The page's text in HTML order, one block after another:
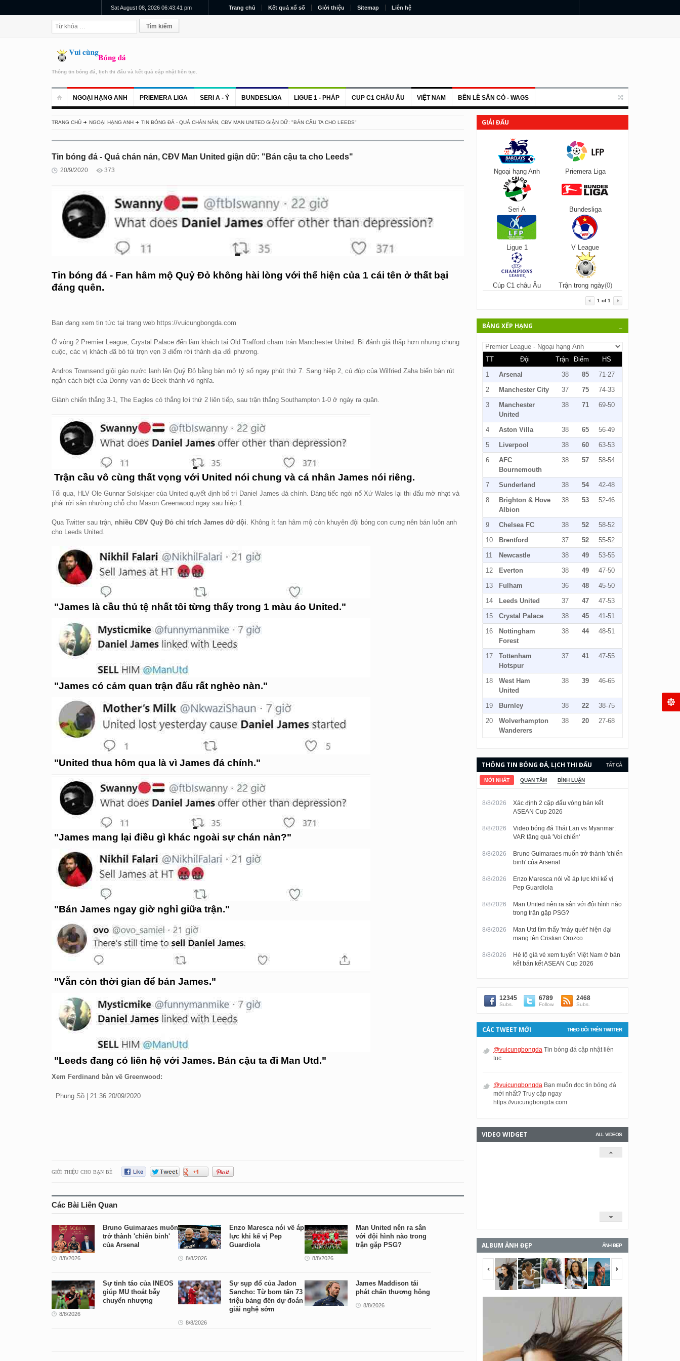
Sat August 08, 2026 06:43:42 pm Trang chủ Kết quả xổ số Giới thiệu Sitemap Liên hệ
Thông tin bóng đá, lịch thi đấu và kết quả cập nhật liên tục.
NGOẠI HẠNG ANH PRIEMERA LIGA SERI A - Ý BUNDESLIGA LIGUE 1 - PHÁP CUP C1 CHÂU ÂU VIỆT NAM BÊN LỀ SÂN CỎ - WAGS
TRANG CHỦ NGOẠI HẠNG ANH TIN BÓNG ĐÁ - QUÁ CHÁN NẢN, CĐV MAN UNITED GIẬN DỮ: "BÁN CẬU TA CHO LEEDS"
Tin bóng đá - Quá chán nản, CĐV Man United giận dữ: "Bán cậu ta cho Leeds"
20/9/2020 373
Tin bóng đá - Fan hâm mộ Quỷ Đỏ không hài lòng với thể hiện của 1 cái tên ở thất bại
đáng quên.
Bạn đang xem tin tức tại trang web https://vuicungbongda.com
Ở vòng 2 Premier League, Crystal Palace đến làm khách tại Old Trafford chạm trán Manchester United. Bị đánh giá thấp hơn nhưng chung
cuộc, các vị khách đã bỏ túi trọn vẹn 3 điểm rời thánh địa đối phương.
Andros Townsend giội gáo nước lạnh lên Quỷ Đỏ bằng bàn mở tỷ số ngay phút thứ 7. Sang hiệp 2, cú đúp của Wilfried Zaha biến bàn rút
ngắn cách biệt của Donny van de Beek thành vô nghĩa.
Giành chiến thắng 3-1, The Eagles có thắng lợi thứ 2 liên tiếp, sau trận thắng Southampton 1-0 ở ngày ra quân.
Trận cầu vô cùng thất vọng với United nói chung và cá nhân James nói riêng.
Tối qua, HLV Ole Gunnar Solskjaer của United quyết định bố trí Daniel James đá chính. Đáng tiếc ngòi nổ Xứ Wales lại thi đấu mờ nhạt và
phải rời sân nhường chỗ cho Mason Greenwood ngay sau hiệp 1.
Qua Twitter sau trận, nhiều CĐV Quỷ Đỏ chỉ trích James dữ dội . Không ít fan hâm mộ còn khuyên đội bóng con cưng nên bán luôn anh
cho Leeds United.
"James là cầu thủ tệ nhất tôi từng thấy trong 1 màu áo United."
"James có cảm quan trận đấu rất nghèo nàn."
"United thua hôm qua là vì James đá chính."
"James mang lại điều gì khác ngoài sự chán nản?"
"Bán James ngay giờ nghỉ giữa trận."
"Vẫn còn thời gian để bán James."
"Leeds đang có liên hệ với James. Bán cậu ta đi Man Utd."
Xem Ferdinand bàn về Greenwood:
Phụng Sồ | 21:36 20/09/2020
GIỚI THIỆU CHO BẠN BÈ
Các Bài Liên Quan
Bruno Guimaraes muốn
trở thành 'chiến binh'
của Arsenal
8/8/2026
Enzo Maresca nói về áp
lực khi kế vị Pep
Guardiola
8/8/2026
Man United nên ra sân
với đội hình nào trong
trận gặp PSG?
8/8/2026
Sự tỉnh táo của INEOS
giúp MU thoát bẫy
chuyển nhượng
8/8/2026
Sự sụp đổ của Jadon
Sancho: Từ bom tấn 73
triệu bảng đến dự đoán
giải nghệ sớm
8/8/2026
James Maddison tái
phát chấn thương hông
8/8/2026
GIẢI ĐẤU
Ngoại hạng Anh Priemera Liga
Seri A Bundesliga
Ligue 1 V League
Cúp C1 châu Âu Trận trong ngày(0)
1 of1
BẢNG XẾP HẠNG
TT Đội Trận Điểm
HS
1
Arsenal 38 85
71-27
2
Manchester City 37 75
74-33
3
Manchester
United
38 71 69-50
4 Aston Villa 38 65
56-49
5
Liverpool 38 60
63-53
6
AFC
Bournemouth
38 57 58-54
7 Sunderland 38 54
42-48
8
Brighton & Hove
Albion
38 53 52-46
9 Chelsea FC 38 52
58-52
10
Brentford 37 52
55-52
11
Newcastle 38 49
53-55
12
Everton 38 49
47-50
13
Fulham 36 48
45-50
14
Leeds United 37 47
47-53
15
Crystal Palace 38 45
41-51
16
Nottingham
Forest
38 44 48-51
17
Tottenham
Hotspur
37 41 47-55
18
West Ham
United
38 39 46-65
19 Burnley 38 22
38-75
20
Wolverhampton
Wanderers
38 20 27-68
TẤT CẢ
THÔNG TIN BÓNG ĐÁ, LỊCH THI ĐẤU
VÀ KẾT QUẢ CẬP NHẬT LIÊN TỤC.
MỚI NHẤT QUAN TÂM BÌNH LUẬN
8/8/2026
Xác định 2 cặp đấu vòng bán kết
ASEAN Cup 2026
8/8/2026
Video bóng đá Thái Lan vs Myanmar:
VAR tặng quà 'Voi chiến'
8/8/2026
Bruno Guimaraes muốn trở thành 'chiến
binh' của Arsenal
8/8/2026
Enzo Maresca nói về áp lực khi kế vị
Pep Guardiola
8/8/2026
Man United nên ra sân với đội hình nào
trong trận gặp PSG?
8/8/2026
Man Utd tìm thấy 'máy quét' hiện đại
mang tên Cristian Orozco
8/8/2026
Hé lộ giá vé xem tuyển Việt Nam ở bán
kết bán kết ASEAN Cup 2026
12345
Subs.
6789
Follow.
2468
Subs.
THEO DÕI TRÊN TWITTER
CÁC TWEET MỚI
@vuicungbongda Tin bóng đá cập nhật liên
tục
@vuicungbongda Bạn muốn đọc tin bóng đá
mới nhất? Truy cập ngay
https://vuicungbongda.com
ALL VIDEOS
VIDEO WIDGET
ẢNH ĐẸP
ALBUM ẢNH ĐẸP
<span></span>